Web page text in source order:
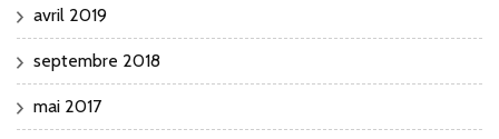
avril 2019
septembre 2018
mai 2017